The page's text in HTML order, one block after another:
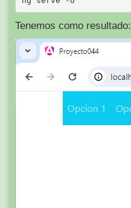
Tenemos como resultado: